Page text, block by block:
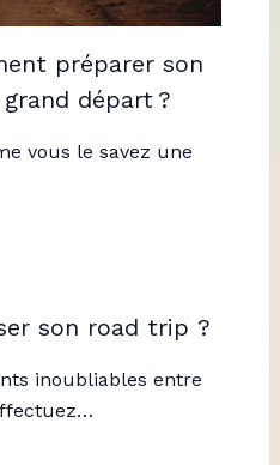
préparer son
départ ?
vous le savez une
son road trip ?
inoubliables entre